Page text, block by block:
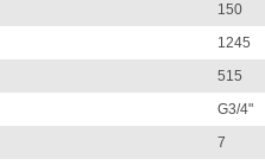
150
1245
515
G3/4"
7